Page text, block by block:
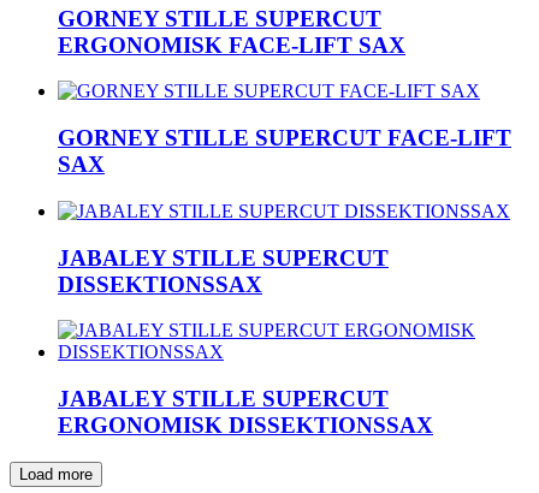
GORNEY STILLE SUPERCUT
ERGONOMISK FACE-LIFT SAX
GORNEY STILLE SUPERCUT FACE-LIFT
SAX
JABALEY STILLE SUPERCUT
DISSEKTIONSSAX
JABALEY STILLE SUPERCUT
ERGONOMISK DISSEKTIONSSAX
Load more